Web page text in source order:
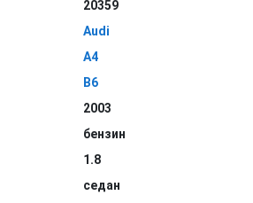
20359
Audi
A4
B6
2003
бензин
1.8
седан